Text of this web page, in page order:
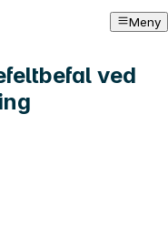
Meny
ved